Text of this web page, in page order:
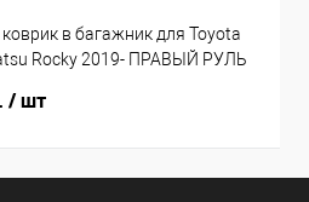
в багажник для Toyota
Rocky 2019- ПРАВЫЙ РУЛЬ
/ шт